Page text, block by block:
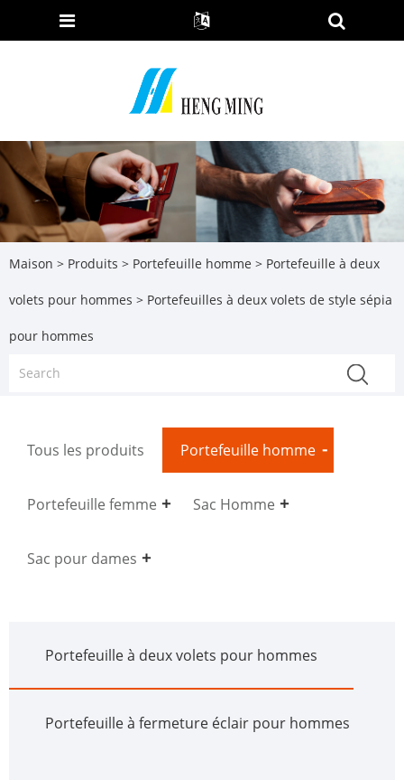
Maison > Produits > Portefeuille homme > Portefeuille à deux
volets pour hommes > Portefeuilles à deux volets de style sépia
pour hommes
Tous les produits Portefeuille homme
Portefeuille femme Sac Homme
Sac pour dames
Portefeuille à deux volets pour hommes
Portefeuille à fermeture éclair pour hommes